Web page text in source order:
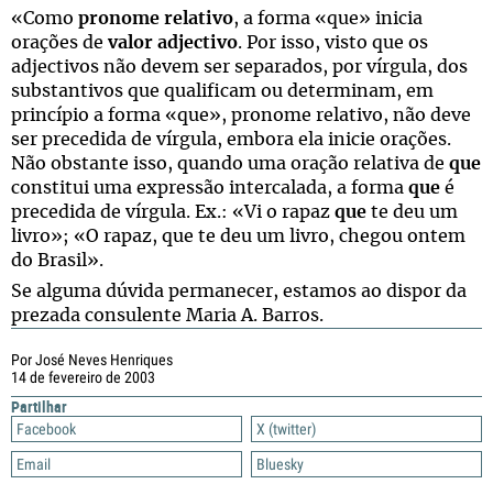
Por José Neves Henriques
14 de fevereiro de 2003
Partilhar
Facebook
X (twitter)
Email
Bluesky
«Como pronome relativo, a forma «que» inicia
orações de valor adjectivo. Por isso, visto que os
adjectivos não devem ser separados, por vírgula, dos
substantivos que qualificam ou determinam, em
princípio a forma «que», pronome relativo, não deve
ser precedida de vírgula, embora ela inicie orações.
Não obstante isso, quando uma oração relativa de que
constitui uma expressão intercalada, a forma que é
precedida de vírgula. Ex.: «Vi o rapaz que te deu um
livro»; «O rapaz, que te deu um livro, chegou ontem
do Brasil».
Se alguma dúvida permanecer, estamos ao dispor da
prezada consulente Maria A. Barros.